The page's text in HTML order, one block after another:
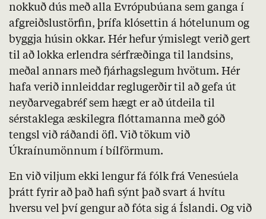
nokkuð dús með alla Evrópubúana sem ganga í
afgreiðslustörfin, þrífa klósettin á hótelunum og
byggja húsin okkar. Hér hefur ýmislegt verið gert
til að lokka erlendra sérfræðinga til landsins,
meðal annars með fjárhagslegum hvötum. Hér
hafa verið innleiddar reglugerðir til að gefa út
neyðarvegabréf sem hægt er að útdeila til
sérstaklega æskilegra flóttamanna með góð
tengsl við ráðandi öfl. Við tökum við
Úkraínumönnum í bílförmum.
En við viljum ekki lengur fá fólk frá Venesúela
þrátt fyrir að það hafi sýnt það svart á hvítu
hversu vel því gengur að fóta sig á Íslandi. Og við